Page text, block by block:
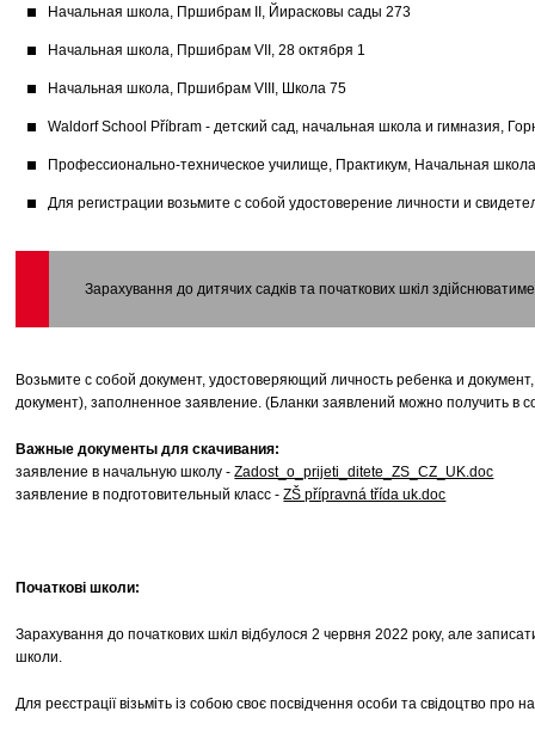
Начальная школа, Пршибрам II, Йирасковы сады 273
Начальная школа, Пршибрам VII, 28 октября 1
Начальная школа, Пршибрам VIII, Школа 75
Waldorf School Příbram - детский сад, начальная школа и гимназия,
Профессионально-техническое училище, Практикум, Начальная
Для регистрации возьмите с собой удостоверение личности и
Зарахування до дитячих садків та початкових шкіл
Возьмите с собой документ, удостоверяющий личность ребенка и
документ), заполненное заявление. (Бланки заявлений можно получить
Важные документы для скачивания:
заявление в начальную школу -Zadost_o_prijeti_ditete_ZS_CZ_UK.doc
заявление в подготовительный класс -ZŠ přípravná třída uk.doc
Початкові школи:
Зарахування до початкових шкіл відбулося 2 червня 2022 року, але
школи.
Для реєстрації візьміть із собою своє посвідчення особи та свідоцтво про